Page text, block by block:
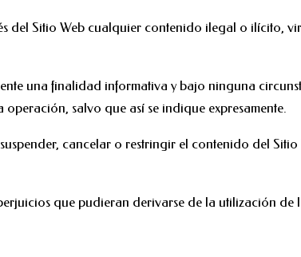
Sitio Web cualquier contenido ilegal o ilícito,
una finalidad informativa y bajo ninguna
salvo que así se indique expresamente.
cancelar o restringir el contenido del
que pudieran derivarse de la utilización